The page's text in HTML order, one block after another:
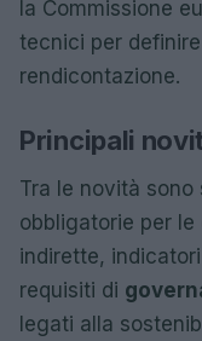
la Commissione
tecnici per
rendicontazione.
Principali
Tra le novità
obbligatorie per
indirette,
requisiti di
legati alla